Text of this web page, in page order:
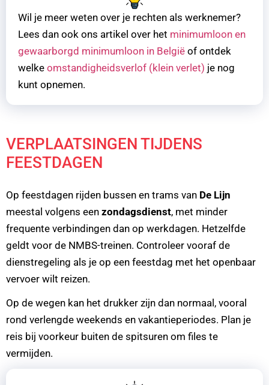
Wil je meer weten over je rechten als werknemer?
Lees dan ook ons artikel over het minimumloon en
gewaarborgd minimumloon in België of ontdek
welke omstandigheidsverlof (klein verlet) je nog
kunt opnemen.
VERPLAATSINGEN TIJDENS
FEESTDAGEN
Op feestdagen rijden bussen en trams van De Lijn
meestal volgens een zondagsdienst, met minder
frequente verbindingen dan op werkdagen. Hetzelfde
geldt voor de NMBS-treinen. Controleer vooraf de
dienstregeling als je op een feestdag met het openbaar
vervoer wilt reizen.
Op de wegen kan het drukker zijn dan normaal, vooral
rond verlengde weekends en vakantieperiodes. Plan je
reis bij voorkeur buiten de spitsuren om files te
vermijden.